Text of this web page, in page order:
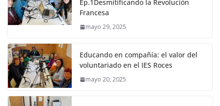
Ep.1Desmitificando la Revolución
Francesa
mayo 29, 2025
Educando en compañía: el valor del
voluntariado en el IES Roces
mayo 20, 2025